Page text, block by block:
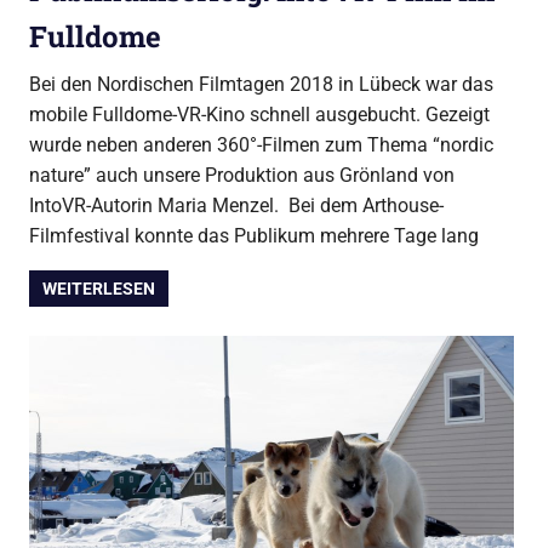
Fulldome
Bei den Nordischen Filmtagen 2018 in Lübeck war das
mobile Fulldome-VR-Kino schnell ausgebucht. Gezeigt
wurde neben anderen 360°-Filmen zum Thema “nordic
nature” auch unsere Produktion aus Grönland von
IntoVR-Autorin Maria Menzel. Bei dem Arthouse-
Filmfestival konnte das Publikum mehrere Tage lang
WEITERLESEN